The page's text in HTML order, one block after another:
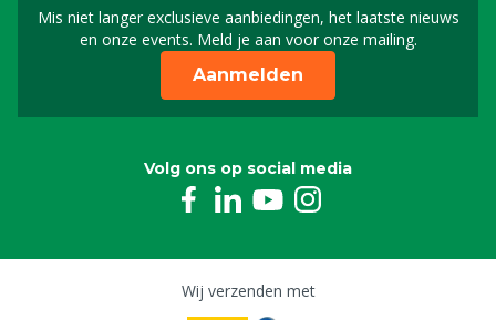
Mis niet langer exclusieve aanbiedingen, het laatste nieuws
en onze events. Meld je aan voor onze mailing.
Schrijf je in voor onze
Aanmelden
Volg ons op social media
Wij verzenden met